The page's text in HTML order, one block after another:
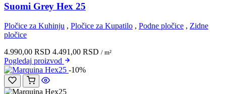
Suomi Grey Hex 25
Pločice za Kuhinju , Pločice za Kupatilo , Podne pločice , Zidne
pločice
4.990,00 RSD 4.491,00 RSD / m²
Pogledaj proizvod
-10%